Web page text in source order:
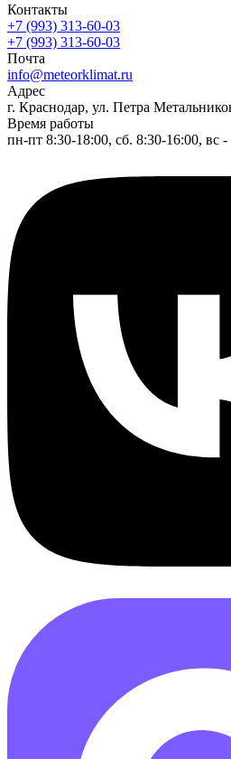
Контакты
+7 (993) 313-60-03
+7 (993) 313-60-03
Почта
info@meteorklimat.ru
Адрес
г. Краснодар, ул. Петра
Время работы
пн-пт 8:30-18:00, сб. 8:30-16:00, вс